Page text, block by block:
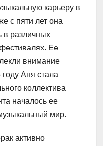
карьеру в
с пяти лет она
в различных
Ее
внимание
Аня стала
коллектива
началось ее
мир.
активно